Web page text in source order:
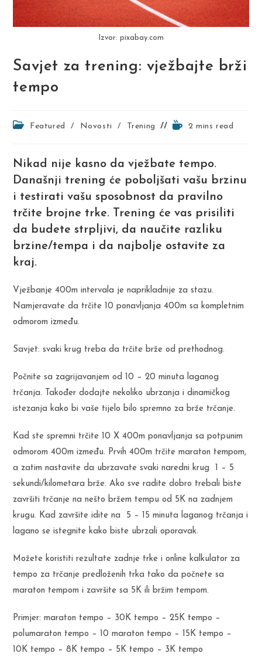
Izvor: pixabay.com
Savjet za trening: vježbajte brži
tempo
PostFeatured / Novosti / Trening
Reading2 mins read
Nikad nije kasno da vježbate tempo.
Današnji trening će poboljšati vašu brzinu
i testirati vašu sposobnost da pravilno
trčite brojne trke. Trening će vas prisiliti
da budete strpljivi, da naučite razliku
brzine/tempa i da najbolje ostavite za
kraj.
Vježbanje 400m intervala je naprikladnije za stazu.
Namjeravate da trčite 10 ponavljanja 400m sa kompletnim
odmorom između.
Savjet: svaki krug treba da trčite brže od prethodnog.
Počnite sa zagrijavanjem od 10 – 20 minuta laganog
trčanja. Također dodajte nekoliko ubrzanja i dinamičkog
istezanja kako bi vaše tijelo bilo spremno za brže trčanje.
Kad ste spremni trčite 10 X 400m ponavljanja sa potpunim
odmorom 400m između. Prvih 400m trčite maraton tempom,
a zatim nastavite da ubrzavate svaki naredni krug 1 – 5
sekundi/kilometara brže. Ako sve radite dobro trebali biste
završiti trčanje na nešto bržem tempu od 5K na zadnjem
krugu. Kad završite idite na 5 – 15 minuta laganog trčanja i
lagano se istegnite kako biste ubrzali oporavak.
Možete koristiti rezultate zadnje trke i online kalkulator za
tempo za trčanje predloženih trka tako da počnete sa
maraton tempom i završite sa 5K ili bržim tempom.
Primjer: maraton tempo – 30K tempo – 25K tempo –
polumaraton tempo – 10 maraton tempo – 15K tempo –
10K tempo – 8K tempo – 5K tempo – 3K tempo